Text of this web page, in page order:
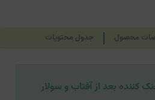
محصول جدول محتویات
کننده بعد از آفتاب و سولار